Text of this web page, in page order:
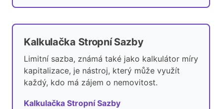
Kalkulačka Stropní Sazby
Limitní sazba, známá také jako kalkulátor míry
kapitalizace, je nástroj, který může využít
každý, kdo má zájem o nemovitost.
Kalkulačka Stropní Sazby